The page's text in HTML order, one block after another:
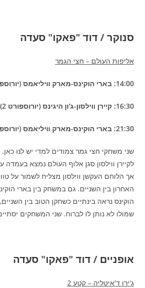
סנוקר / דוד "פאקו" סעדה
אליפות העולם – חצי הגמר
14:00: בארי הוקינס-מארק וויליאמס (יורוספורט 2)
16:30: קיירן ווילסון-ג'ון היגינס (יורוספורט 2)
21:30: בארי הוקינס-מארק וויליאמס (יורוספורט)
שני משחקי חצי גמר צמודים למדי יש לנו כאן.
לקיירן ווילסון סגן אלוף העולם נמצא
אך הלוחם העקשן ווילסון מצליח לשמור על
האחרון בין השניים. גם במשחק בין בארי
הוקינס נראה בינתיים כשחקן הטוב בין
שמולו לא נותן לו לברוח. שני המשחקים
אופניים / דוד "פאקו" סעדה
ג'ירו ד'איטליה – קטע 2